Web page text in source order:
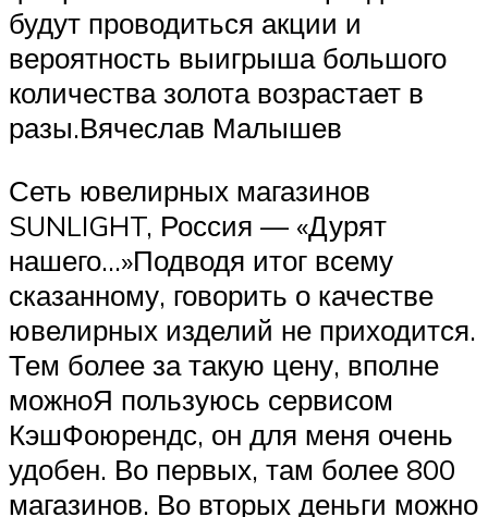
будут проводиться акции и
вероятность выигрыша большого
количества золота возрастает в
разы.Вячеслав Малышев
Сеть ювелирных магазинов
SUNLIGHT, Россия — «Дурят
нашего…»Подводя итог всему
сказанному, говорить о качестве
ювелирных изделий не приходится.
Тем более за такую цену, вполне
можноЯ пользуюсь сервисом
КэшФоюрендс, он для меня очень
удобен. Во первых, там более 800
магазинов. Во вторых деньги можно